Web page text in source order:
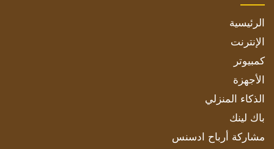
الرئيسية
الإنترنت
كمبيوتر
الأجهزة
الذكاء المنزلي
باك لينك
مشاركة أرباح ادسنس